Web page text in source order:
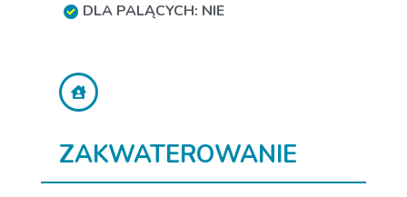
DLA PALĄCYCH: NIE
ZAKWATEROWANIE